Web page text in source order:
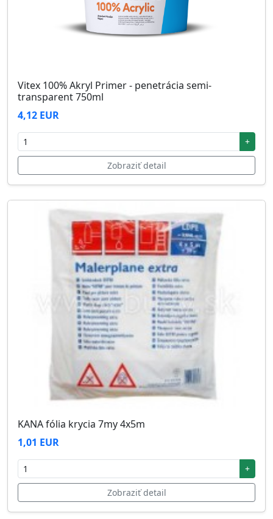
Vitex 100% Akryl Primer - penetrácia semi-
transparent 750ml
4,12 EUR
+
Zobraziť detail
KANA fólia krycia 7my 4x5m
1,01 EUR
+
Zobraziť detail